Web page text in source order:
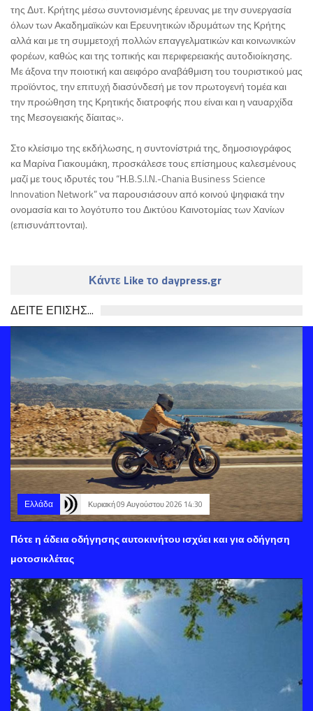
της Δυτ. Κρήτης μέσω συντονισμένης έρευνας με την συνεργασία
όλων των Ακαδημαϊκών και Ερευνητικών ιδρυμάτων της Κρήτης
αλλά και με τη συμμετοχή πολλών επαγγελματικών και κοινωνικών
φορέων, καθώς και της τοπικής και περιφερειακής αυτοδιοίκησης.
Με άξονα την ποιοτική και αειφόρο αναβάθμιση του τουριστικού μας
προϊόντος, την επιτυχή διασύνδεσή με τον πρωτογενή τομέα και
την προώθηση της Κρητικής διατροφής που είναι και η ναυαρχίδα
της Μεσογειακής δίαιτας».
Στο κλείσιμο της εκδήλωσης, η συντονίστριά της, δημοσιογράφος
κα Μαρίνα Γιακουμάκη, προσκάλεσε τους επίσημους καλεσμένους
μαζί με τους ιδρυτές του “Η.B.S.I.N.-Chania Business Science
Innovation Network” να παρουσιάσουν από κοινού ψηφιακά την
ονομασία και το λογότυπο του Δικτύου Καινοτομίας των Χανίων
(επισυνάπτονται).
Κάντε Like το daypress.gr
ΔΕΙΤΕ ΕΠΙΣΗΣ...
Ελλάδα Κυριακή 09 Αυγούστου 2026 14:30
Πότε η άδεια οδήγησης αυτοκινήτου ισχύει και για οδήγηση
μοτοσικλέτας